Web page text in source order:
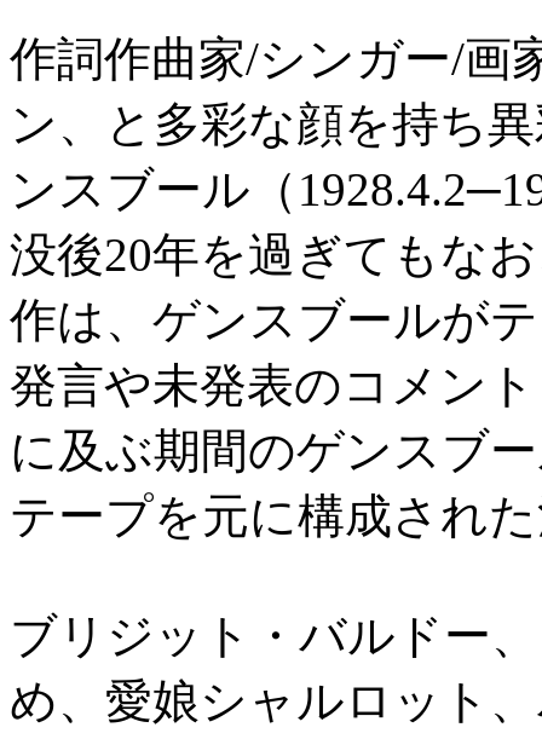
作詞作曲家/シンガー/画
ン、と多彩な顔を持ち
ンスブール（
没後20年を過ぎてもな
作は、ゲンスブールが
発言や未発表のコメン
に及ぶ期間のゲンスブ
テープを元に構成され
ブリジット・バルドー
め、愛娘シャルロット